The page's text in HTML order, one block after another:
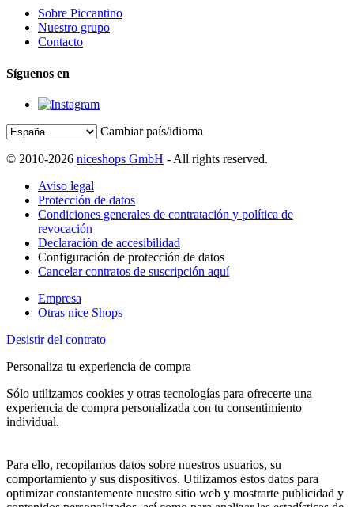
Sobre Piccantino
Nuestro grupo
Contacto
Síguenos en
Cambiar país/idioma
© 2010-2026 niceshops GmbH - All rights reserved.
Aviso legal
Protección de datos
Condiciones generales de contratación y política de
revocación
Declaración de accesibilidad
Configuración de protección de datos
Cancelar contratos de suscripción aquí
Empresa
Otras nice Shops
Desistir del contrato
Personaliza tu experiencia de compra
Sólo utilizamos cookies y otras tecnologías para ofrecerte una
experiencia de compra personalizada con tu consentimiento
individual.
Para ello, recopilamos datos sobre nuestros usuarios, su
comportamiento y sus dispositivos. Utilizamos estos datos para
optimizar constantemente nuestro sitio web y mostrarte publicidad y